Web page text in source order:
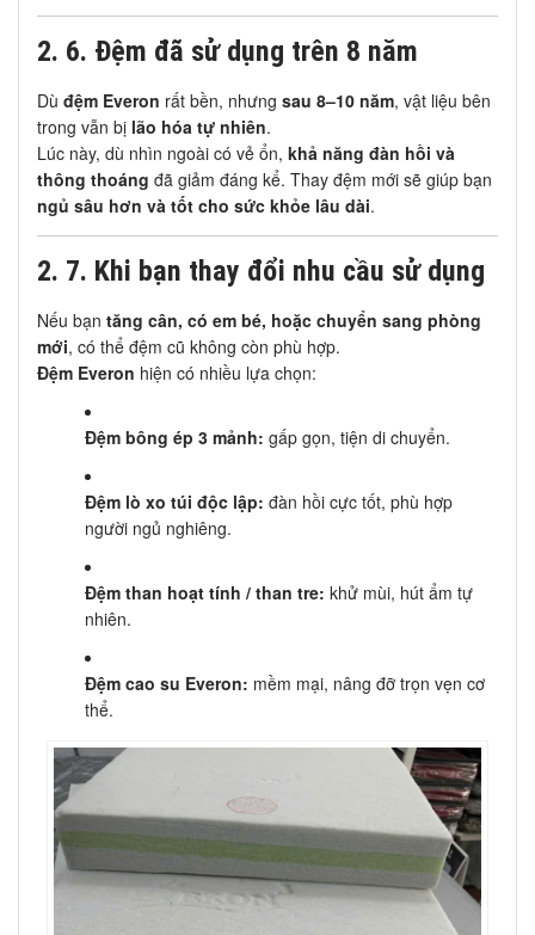
2. 6. Đệm đã sử dụng trên 8 năm
Dù đệm Everon rất bền, nhưng sau 8–10 năm, vật liệu bên
trong vẫn bị lão hóa tự nhiên.
Lúc này, dù nhìn ngoài có vẻ ổn, khả năng đàn hồi và
thông thoáng đã giảm đáng kể. Thay đệm mới sẽ giúp bạn
ngủ sâu hơn và tốt cho sức khỏe lâu dài.
2. 7. Khi bạn thay đổi nhu cầu sử dụng
Nếu bạn tăng cân, có em bé, hoặc chuyển sang phòng
mới, có thể đệm cũ không còn phù hợp.
Đệm Everon hiện có nhiều lựa chọn:
Đệm bông ép 3 mảnh: gấp gọn, tiện di chuyển.
Đệm lò xo túi độc lập: đàn hồi cực tốt, phù hợp
người ngủ nghiêng.
Đệm than hoạt tính / than tre: khử mùi, hút ẩm tự
nhiên.
Đệm cao su Everon: mềm mại, nâng đỡ trọn vẹn cơ
thể.